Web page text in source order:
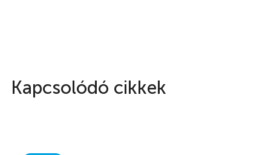
Kapcsolódó cikkek